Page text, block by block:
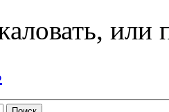
или